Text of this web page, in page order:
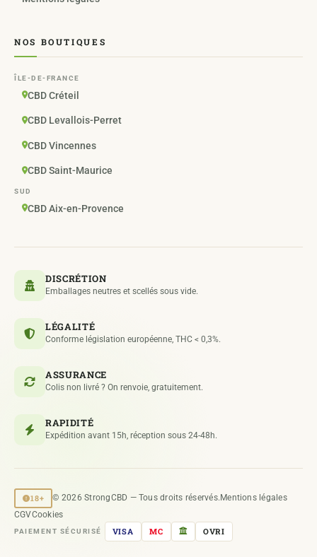
NOS BOUTIQUES
ÎLE-DE-FRANCE
CBD Créteil
CBD Levallois-Perret
CBD Vincennes
CBD Saint-Maurice
SUD
CBD Aix-en-Provence
DISCRÉTION
Emballages neutres et scellés sous vide.
LÉGALITÉ
Conforme législation européenne, THC < 0,3%.
ASSURANCE
Colis non livré ? On renvoie, gratuitement.
RAPIDITÉ
Expédition avant 15h, réception sous 24-48h.
18+ © 2026 StrongCBD — Tous droits réservés. Mentions légales
CGVCookies
PAIEMENT SÉCURISÉ VISA MC OVRI